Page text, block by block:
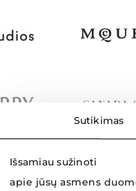
Sutikimas
Išsamiau sužinoti
apie jūsų asmens